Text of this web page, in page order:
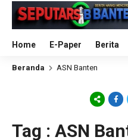
Home E-Paper Berita
Beranda ASN Banten
Tag : ASN